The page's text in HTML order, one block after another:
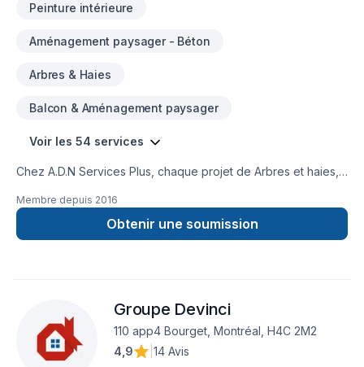
Peinture intérieure
Aménagement paysager - Béton
Arbres & Haies
Balcon & Aménagement paysager
Voir les 54 services
Chez A.D.N Services Plus, chaque projet de Arbres et haies,
Démolition, Escalier et rampe, Foyer et poêle, Garage,
Gouttières, Gypse, Insonorisation, Isolation, Isolation entre-
toît, Isolation mur, Isolation sous-sol, Maçonnerie, Margelle,
plancher, Tirage de joint est l'occasion de démontrer notre
engagement envers la qualité et la satisfaction client à
Montérégie,Montréal. Nous croyons en l'importance d'une
approche personnalisée, adaptée à chaque client, pour
Membre depuis 2016
Obtenir une soumission
Groupe Devinci
110 app4 Bourget, Montréal, H4C 2M2
4,9
14 Avis